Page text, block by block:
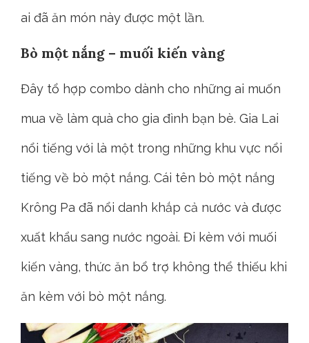
ai đã ăn món này được một lần.
Bò một nắng – muối kiến vàng
Đây tổ hợp combo dành cho những ai muốn
mua về làm quà cho gia đình bạn bè. Gia Lai
nổi tiếng với là một trong những khu vực nổi
tiếng về bò một nắng. Cái tên bò một nắng
Krông Pa đã nổi danh khắp cả nước và được
xuất khẩu sang nước ngoài. Đi kèm với muối
kiến vàng, thức ăn bổ trợ không thể thiếu khi
ăn kèm với bò một nắng.